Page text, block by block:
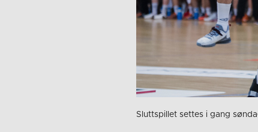
Sluttspillet settes i gang